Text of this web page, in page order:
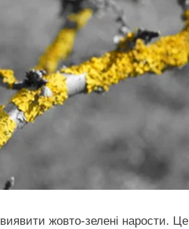
жовто-зелені нарости. Це